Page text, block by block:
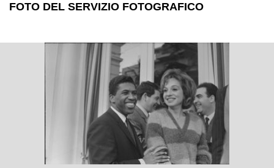
FOTO DEL SERVIZIO FOTOGRAFICO